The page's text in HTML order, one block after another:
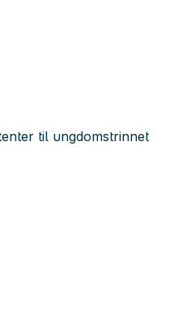
til ungdomstrinnet